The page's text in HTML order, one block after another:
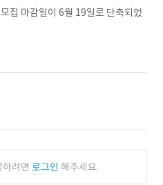
집 마감일이 6월 19일로 단축되었
려면 로그인 해주세요.